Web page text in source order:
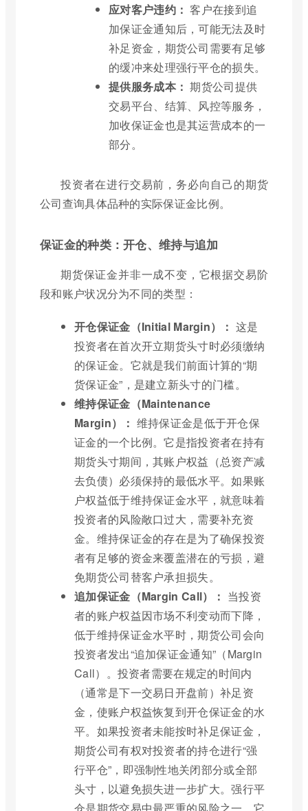
应对客户违约： 客户在接到追
加保证金通知后，可能无法及时
补足资金，期货公司需要有足够
的缓冲来处理强行平仓的损失。
提供服务成本： 期货公司提供
交易平台、结算、风控等服务，
加收保证金也是其运营成本的一
部分。
投资者在进行交易前，务必向自己的期货
公司查询具体品种的实际保证金比例。
保证金的种类：开仓、维持与追加
期货保证金并非一成不变，它根据交易阶
段和账户状况分为不同的类型：
开仓保证金（Initial Margin）： 这是
投资者在首次开立期货头寸时必须缴纳
的保证金。它就是我们前面计算的“期
货保证金”，是建立新头寸的门槛。
维持保证金（Maintenance
Margin）： 维持保证金是低于开仓保
证金的一个比例。它是指投资者在持有
期货头寸期间，其账户权益（总资产减
去负债）必须保持的最低水平。如果账
户权益低于维持保证金水平，就意味着
投资者的风险敞口过大，需要补充资
金。维持保证金的存在是为了确保投资
者有足够的资金来覆盖潜在的亏损，避
免期货公司替客户承担损失。
追加保证金（Margin Call）： 当投资
者的账户权益因市场不利变动而下降，
低于维持保证金水平时，期货公司会向
投资者发出“追加保证金通知”（Margin
Call）。投资者需要在规定的时间内
（通常是下一交易日开盘前）补足资
金，使账户权益恢复到开仓保证金的水
平。如果投资者未能按时补足保证金，
期货公司有权对投资者的持仓进行“强
行平仓”，即强制性地关闭部分或全部
头寸，以避免损失进一步扩大。强行平
仓是期货交易中最严重的风险之一，它